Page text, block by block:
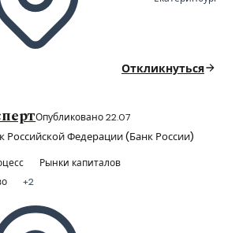
Откликнуться
Опубликовано 22.07
Российской Федерации (Банк России)
Рынки капиталов
+2